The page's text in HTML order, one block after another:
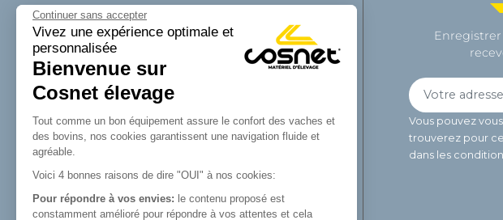
Continuer sans accepter
Vivez une expérience optimale et
personnalisée
Bienvenue sur
Cosnet élevage
Tout comme un bon équipement assure le confort des vaches et
des bovins, nos cookies garantissent une navigation fluide et
agréable.
Voici 4 bonnes raisons de dire "OUI" à nos cookies:
Pour répondre à vos envies: le contenu proposé est
constamment amélioré pour répondre à vos attentes et cela
Cosnet matériel d’élevage est une marque
de la SAS Cosnet. Spécialisée dans la
conception et la fabrication d’équipements
tubulaires pour les bâtiments d’élevage.
Reconnue pour son savoir-faire dans la
fabrication de râteliers de prairie de
barrières, de cornadis et de logettes.
Avec Cosnet, vous faîtes le choix d’un
innovant et de qualité. Vous trouverez tout
le nécessaire pour équiper votre bâtiment
Vous pouvez
trouverez pour
dans les